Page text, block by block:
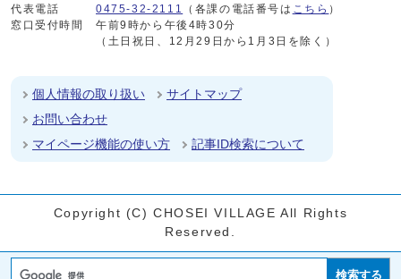
代表電話
0475-32-2111 （各課の電話番号は こちら ）
窓口受付時間
午前9時から午後4時30分
（土日祝日、12月29日から1月3日を除く）
個人情報の取り扱い
サイトマップ
お問い合わせ
マイページ機能の使い方
記事ID検索について
Copyright (C) CHOSEI VILLAGE All Rights
Reserved.
検索する